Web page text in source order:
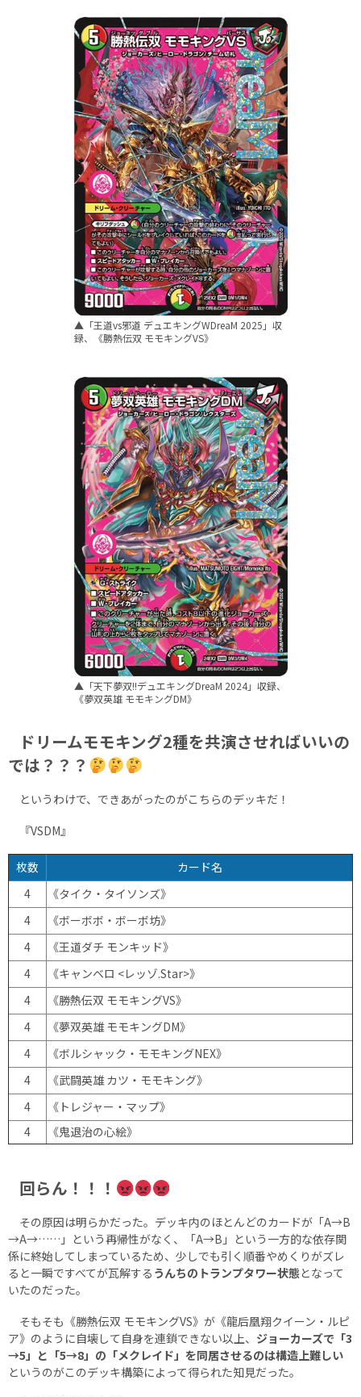
▲「王道vs邪道 デュエキングWDreaM 2025」収
録、《勝熱伝双 モモキングVS》
▲「天下夢双!!デュエキングDreaM 2024」収録、
《夢双英雄 モモキングDM》
ドリームモモキング2種を共演させればいいの
では？？？
というわけで、できあがったのがこちらのデッキだ！
『VSDM』
枚数
カード名
4
《タイク・タイソンズ》
4
《ボーボボ・ボーボ坊》
4
《王道ダチ モンキッド》
4
《キャンベロ <レッゾ.Star>》
4
《勝熱伝双 モモキングVS》
4
《夢双英雄 モモキングDM》
4
《ボルシャック・モモキングNEX》
4
《武闘英雄 カツ・モモキング》
4
《トレジャー・マップ》
4
《鬼退治の心絵》
回らん！！！
その原因は明らかだった。デッキ内のほとんどのカードが「A→B
→A→……」という再帰性がなく、「A→B」という一方的な依存関
係に終始してしまっているため、少しでも引く順番やめくりがズレ
ると一瞬ですべてが瓦解する うんちのトランプタワー状態となって
いたのだった。
そもそも《勝熱伝双 モモキングVS》が《龍后凰翔クイーン・ルピ
ア》のように自壊して自身を連鎖できない以上、 ジョーカーズで「3
→5」と「5→8」の「メクレイド」を同居させるのは構造上難しい
というのがこのデッキ構築によって得られた知見だった。